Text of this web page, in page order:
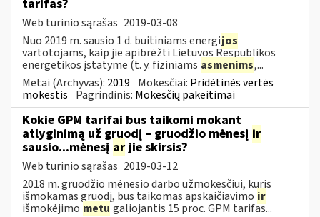
tarifas?
Web turinio sąrašas 2019-03-08
Nuo 2019 m. sausio 1 d. buitiniams energijos
vartotojams, kaip jie apibrėžti Lietuvos Respublikos
energetikos įstatyme (t. y. fiziniams asmenims,...
Metai (Archyvas): 2019 Mokesčiai: Pridėtinės vertės
mokestis Pagrindinis: Mokesčių pakeitimai
Kokie GPM tarifai bus taikomi mokant
atlyginimą už gruodį – gruodžio mėnesį ir
sausio...mėnesį arjie skirsis?
Web turinio sąrašas 2019-03-12
2018 m. gruodžio mėnesio darbo užmokesčiui, kuris
išmokamas gruodį, bus taikomas apskaičiavimo ir
išmokėjimo metu galiojantis 15 proc. GPM tarifas...